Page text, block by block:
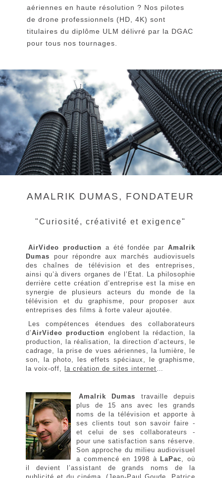
aériennes en haute résolution ? Nos pilotes
de drone professionnels (HD, 4K) sont
titulaires du diplôme ULM délivré par la DGAC
pour tous nos tournages.
AMALRIK DUMAS, FONDATEUR
"Curiosité, créativité et exigence"
AirVideo production a été fondée par Amalrik
Dumas pour répondre aux marchés audiovisuels
des chaînes de télévision et des entreprises,
ainsi qu’à divers organes de l’Etat. La philosophie
derrière cette création d’entreprise est la mise en
synergie de plusieurs acteurs du monde de la
télévision et du graphisme, pour proposer aux
entreprises des films à forte valeur ajoutée.
Les compétences étendues des collaborateurs
d’AirVideo production englobent la rédaction, la
production, la réalisation, la direction d’acteurs, le
cadrage, la prise de vues aériennes, la lumière, le
son, la photo, les effets spéciaux, le graphisme,
la voix-off,
la création de sites internet…
Amalrik Dumas travaille depuis
plus de 15 ans avec les grands
noms de la télévision et apporte à
ses clients tout son savoir faire -
et celui de ses collaborateurs -
pour une satisfaction sans réserve.
Son approche du milieu audiovisuel
a commencé en 1998 à LaPac, où
il devient l’assistant de grands noms de la